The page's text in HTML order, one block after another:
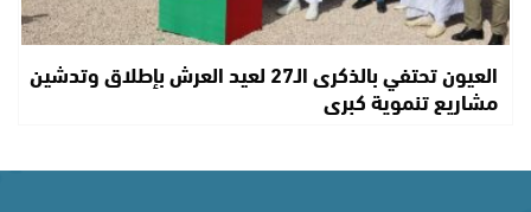
العيون تحتفي بالذكرى الـ27 لعيد العرش بإطلاق وتدشين
مشاريع تنموية كبرى